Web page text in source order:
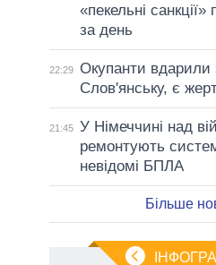
«пекельні
за день
22:29 Окупанти
Слов'янську, є
21:45 У Німеччині над
ремонтують
невідомі БПЛА
Більше